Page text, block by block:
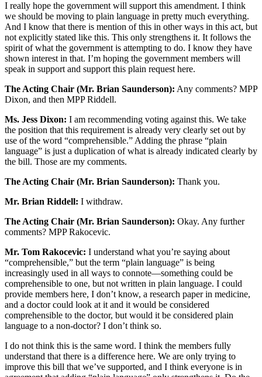
I really hope the government will support this amendment. I think
we should be moving to plain language in pretty much everything.
And I know that there is mention of this in other ways in this act, but
not explicitly stated like this. This only strengthens it. It follows the
spirit of what the government is attempting to do. I know they have
shown interest in that. I’m hoping the government members will
speak in support and support this plain request here.
The Acting Chair (Mr. Brian Saunderson): Any comments? MPP
Dixon, and then MPP Riddell.
Ms. Jess Dixon: I am recommending voting against this. We take
the position that this requirement is already very clearly set out by
use of the word “comprehensible.” Adding the phrase “plain
language” is just a duplication of what is already indicated clearly by
the bill. Those are my comments.
The Acting Chair (Mr. Brian Saunderson): Thank you.
Mr. Brian Riddell: I withdraw.
The Acting Chair (Mr. Brian Saunderson): Okay. Any further
comments? MPP Rakocevic.
Mr. Tom Rakocevic: I understand what you’re saying about
“comprehensible,” but the term “plain language” is being
increasingly used in all ways to connote—something could be
comprehensible to one, but not written in plain language. I could
provide members here, I don’t know, a research paper in medicine,
and a doctor could look at it and it would be considered
comprehensible to the doctor, but would it be considered plain
language to a non-doctor? I don’t think so.
I do not think this is the same word. I think the members fully
understand that there is a difference here. We are only trying to
improve this bill that we’ve supported, and I think everyone is in